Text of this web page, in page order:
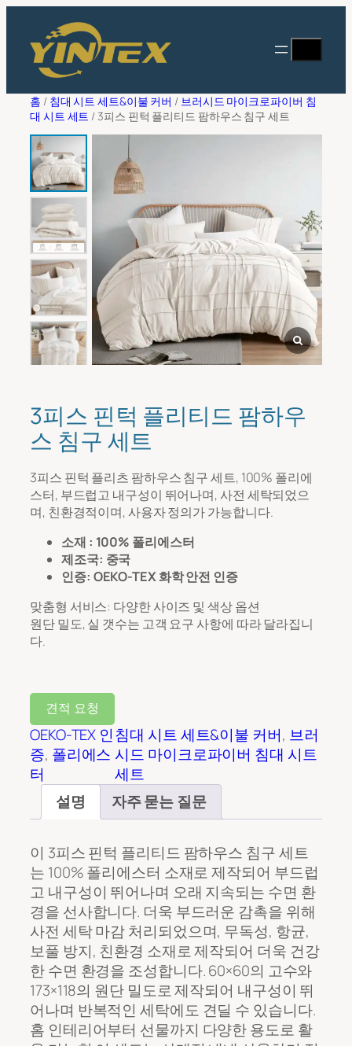
바
다
홈 / 침대 시트 세트&이불 커버 / 브러시드 마이크로파이버 침
대 시트 세트 / 3피스 핀턱 플리티드 팜하우스 침구 세트
3피스 핀턱 플리티드 팜하우
스 침구 세트
3피스 핀턱 플리츠 팜하우스 침구 세트, 100% 폴리에
스터, 부드럽고 내구성이 뛰어나며, 사전 세탁되었으
며, 친환경적이며, 사용자 정의가 가능합니다.
소재 : 100% 폴리에스터
제조국: 중국
인증: OEKO-TEX 화학 안전 인증
맞춤형 서비스: 다양한 사이즈 및 색상 옵션
원단 밀도, 실 갯수는 고객 요구 사항에 따라 달라집니
다.
견적 요청
OEKO-TEX 인
증, 폴리에스
터
침대 시트 세트&이불 커버, 브러
시드 마이크로파이버 침대 시트
세트
설명
자주 묻는 질문
이 3피스 핀턱 플리티드 팜하우스 침구 세트
는 100% 폴리에스터 소재로 제작되어 부드럽
고 내구성이 뛰어나며 오래 지속되는 수면 환
경을 선사합니다. 더욱 부드러운 감촉을 위해
사전 세탁 마감 처리되었으며, 무독성, 항균,
보풀 방지, 친환경 소재로 제작되어 더욱 건강
한 수면 환경을 조성합니다. 60×60의 고수와
173×118의 원단 밀도로 제작되어 내구성이 뛰
어나며 반복적인 세탁에도 견딜 수 있습니다.
홈 인테리어부터 선물까지 다양한 용도로 활
상담해 주세요
성명*
이메일 주소
회사 이름
파일 업로드
투입